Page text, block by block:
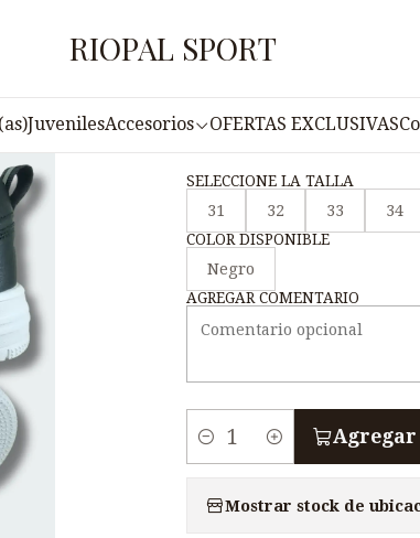
RIOPAL SPORT
JuvenilesAccesorios OFERTAS EXCLUSIVAS
|
Zapatillas
SELECCIONE LA TALLA
31
32 33 34
COLOR DISPONIBLE
Negro
AGREGAR COMENTARIO
Mostrar stock de